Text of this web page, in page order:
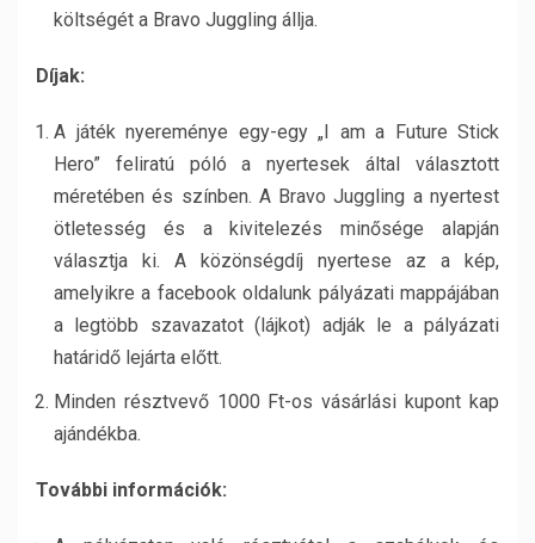
költségét a Bravo Juggling állja.
Díjak:
A játék nyereménye egy-egy „I am a Future Stick
Hero” feliratú póló a nyertesek által választott
méretében és színben. A Bravo Juggling a nyertest
ötletesség és a kivitelezés minősége alapján
választja ki. A közönségdíj nyertese az a kép,
amelyikre a facebook oldalunk pályázati mappájában
a legtöbb szavazatot (lájkot) adják le a pályázati
határidő lejárta előtt.
Minden résztvevő 1000 Ft-os vásárlási kupont kap
ajándékba.
További információk: